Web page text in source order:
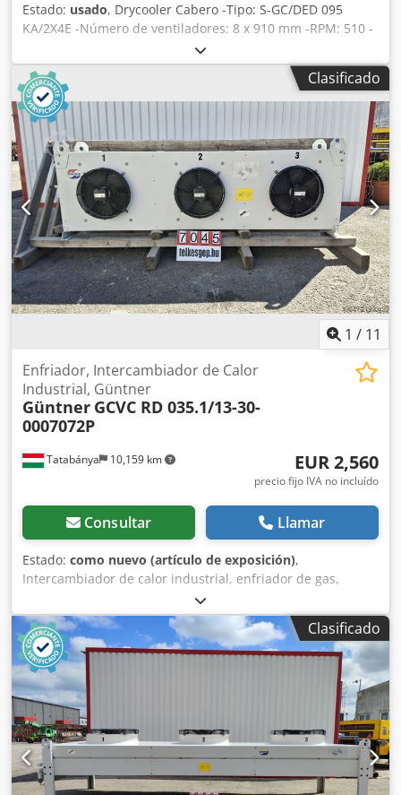
Estado: usado, Drycooler Cabero -Tipo: S-GC/DED 095
KA/2X4E -Número de ventiladores: 8 x 910 mm -RPM: 510 -
Dimensiones del equipo: 6100 x 2360 x 2450 mm -
Capacidad: 127,15 L Dcsdpfx Acoyrnnrekjk -Disponibilidad
en stock: 4 unidades -Estado: Usado, en muy buenas
condiciones, listo para funcionar.
Clasificado
1 / 11
Tatabánya 10,159 km
Enfriador, Intercambiador de Calor
Industrial, Güntner
Güntner GCVC RD 035.1/13-30-
0007072P
EUR 2,560
precio fijo IVA no incluído
Consultar Llamar
Estado: como nuevo (artículo de exposición),
Intercambiador de calor industrial, enfriador de gas,
enfriador para aire acondicionado, Güntner, máquina
usada Fabricante: Güntner GmbH & Co. KG Tipo: GCVC RD
035.1/13-30-0007072P Dimensiones totales: Ancho: 2450
mm Fondo: 600 mm Alto: 760 mm Año de fabricación: 2016
Datos del ventilador: Tipo de ventilador: VT03149U
Velocidad: 2344 / 910 min⁻¹ Dcsdsy Uda Djpfx Ackjk
Consumo de corriente: - / 0,35 A Especificaciones técnicas:
Volumen: 8,9 litros Presión máxima permitida: 32 bar / 0
bar 0 / -1 bar Rango de temperatura permitido: -50 °C /
+100 °C -5 °C / +40 °C Presión de prueba: 35,2 bar Grupo
de fluidos: 2 / estado gaseoso
Clasificado